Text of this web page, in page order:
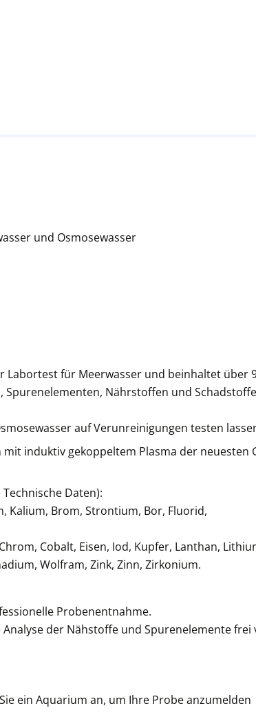
und Osmosewasser
Labortest für Meerwasser und beinhaltet
Nährstoffen und
auf Verunreinigungen testen
induktiv gekoppeltem Plasma der neuesten
Daten):
Kalium, Brom, Strontium, Bor, Fluorid,
Cobalt, Eisen, Iod, Kupfer, Lanthan,
Wolfram, Zink, Zinn, Zirkonium.
Probenentnahme.
der Nähstoffe und Spurenelemente
ein Aquarium an, um Ihre Probe anzumelden